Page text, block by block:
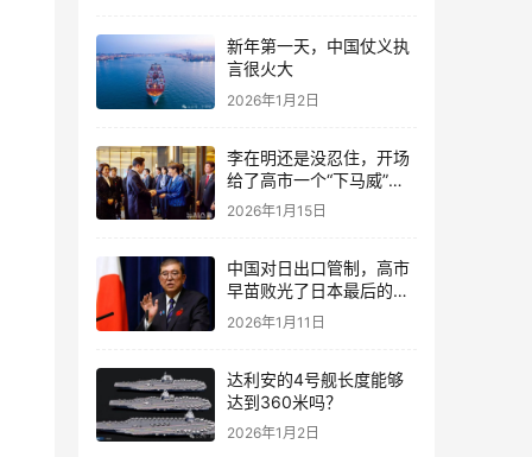
新年第一天，中国仗义执
言很火大
2026年1月2日
李在明还是没忍住，开场
给了高市一个“下马威”，
还特意提到中国
2026年1月15日
中国对日出口管制，高市
早苗败光了日本最后的国
运
2026年1月11日
达利安的4号舰长度能够
达到360米吗？
2026年1月2日